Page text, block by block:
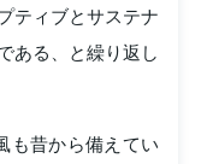
ティブとサステナ
ある、と繰り返し
も昔から備えてい